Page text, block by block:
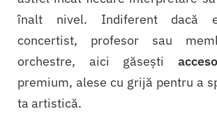
înalt nivel. Indiferent dacă
concertist, profesor sau
orchestre, aici găsești
premium, alese cu grijă pentru a
ta artistică.